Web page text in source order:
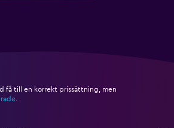
få till en korrekt prissättning, men
.